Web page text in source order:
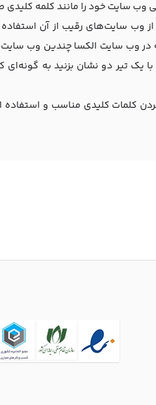
وب سایت خود را مانند کلمه
سایت‌های رقیب از آن استفاده
وب سایت الکسا چندین وب سایت
تیر دو نشان بزنید به گونه‌ای
کلمات کلیدی مناسب و